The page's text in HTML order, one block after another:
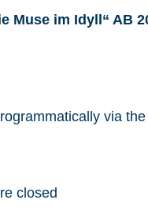
Muse im Idyll“ AB
via
closed